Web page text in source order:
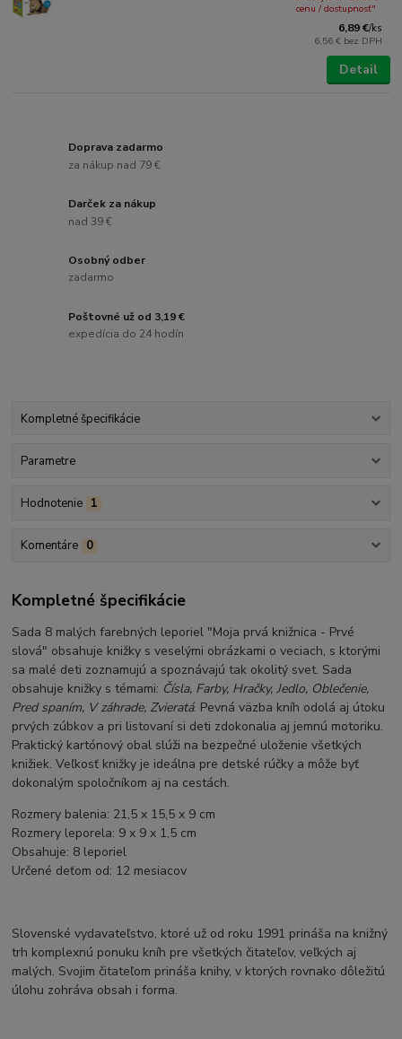
6,89 €/ks
6,56 € bez DPH
cenu / dostupnosť"
Detail
Doprava zadarmo
za nákup nad 79 €
Darček za nákup
nad 39 €
Osobný odber
zadarmo
Poštovné už od 3,19 €
expedícia do 24 hodín
Kompletné špecifikácie
Parametre
Hodnotenie 1
Komentáre 0
Kompletné špecifikácie
Sada 8 malých farebných leporiel "Moja prvá knižnica - Prvé
slová" obsahuje knižky s veselými obrázkami o veciach, s ktorými
sa malé deti zoznamujú a spoznávajú tak okolitý svet. Sada
obsahuje knižky s témami: Čísla, Farby, Hračky, Jedlo, Oblečenie,
Pred spaním, V záhrade, Zvieratá. Pevná väzba kníh odolá aj útoku
prvých zúbkov a pri listovaní si deti zdokonalia aj jemnú motoriku.
Praktický kartónový obal slúži na bezpečné uloženie všetkých
knižiek. Veľkosť knižky je ideálna pre detské rúčky a môže byť
dokonalým spoločníkom aj na cestách.
Rozmery balenia: 21,5 x 15,5 x 9 cm
Rozmery leporela: 9 x 9 x 1,5 cm
Obsahuje: 8 leporiel
Určené deťom od: 12 mesiacov
Slovenské vydavateľstvo, ktoré už od roku 1991 prináša na knižný
trh komplexnú ponuku kníh pre všetkých čitateľov, veľkých aj
malých. Svojim čitateľom prináša knihy, v ktorých rovnako dôležitú
úlohu zohráva obsah i forma.